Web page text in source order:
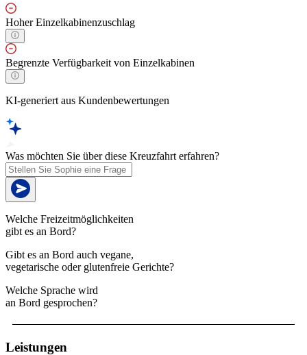
Hoher Einzelkabinenzuschlag
Begrenzte Verfügbarkeit von Einzelkabinen
KI-generiert aus Kundenbewertungen
Was möchten Sie über diese Kreuzfahrt erfahren?
Welche Freizeitmöglichkeiten
gibt es an Bord?
Gibt es an Bord auch vegane,
vegetarische oder glutenfreie Gerichte?
Welche Sprache wird
an Bord gesprochen?
Leistungen